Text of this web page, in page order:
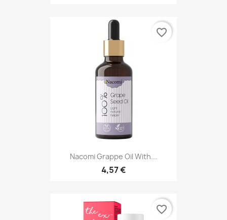
Nacomi Grappe Oil With...
4,57 €
favorite_border
favorite_border